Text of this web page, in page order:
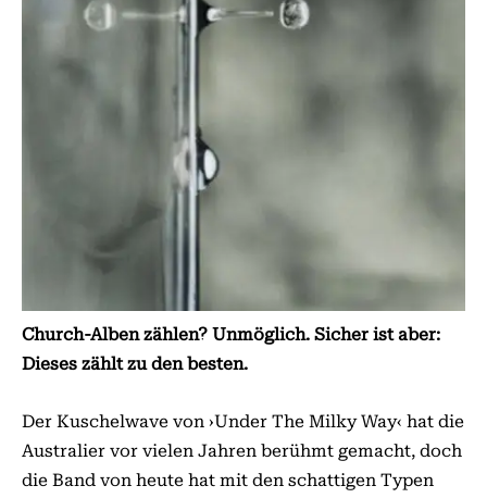
Church-Alben zählen? Unmöglich. Sicher ist aber:
Dieses zählt zu den besten.
Der Kuschelwave von ›Under The Milky Way‹ hat die
Australier vor vielen Jahren berühmt gemacht, doch
die Band von heute hat mit den schattigen Typen